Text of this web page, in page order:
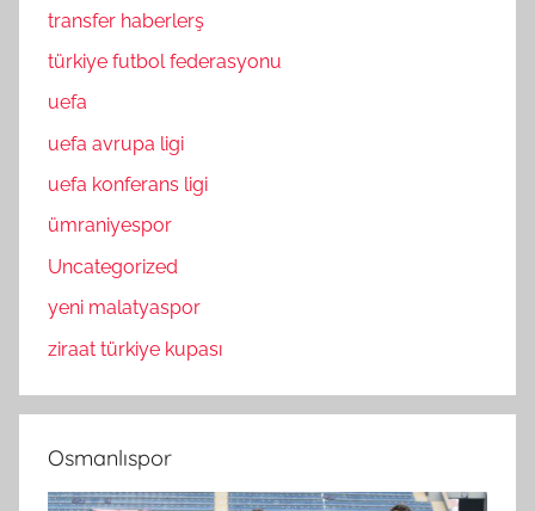
transfer haberlerş
türkiye futbol federasyonu
uefa
uefa avrupa ligi
uefa konferans ligi
ümraniyespor
Uncategorized
yeni malatyaspor
ziraat türkiye kupası
Osmanlıspor